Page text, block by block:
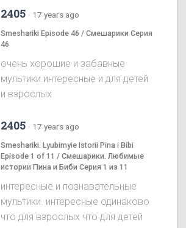
2405 · 17 years ago
Smeshariki Episode 46 / Смешарики Серия
46
очень хорошие и забавные
мультики.интересные и для детей
и взрослых
2405 · 17 years ago
Smeshariki. Lyubimyie Istorii Pina i Bibi
Episode 1 of 11 / Смешарики. Любимые
истории Пина и Биби Серия 1 из 11
интересные и познавательные
мультики. интересные одинаково
что для взрослых что для детей